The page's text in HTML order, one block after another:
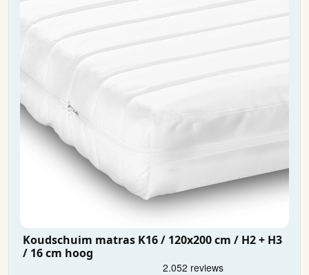
Koudschuim matras K16 / 120x200 cm / H2 + H3
/ 16 cm hoog